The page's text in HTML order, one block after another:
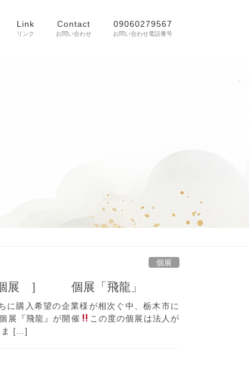
Link
リンク
Contact
お問い合わせ
09060279567
お問い合わせ電話番号
個展
展 ] 個展「飛龍」
に購入希望の企業様が相次ぐ中、栃木市に
展『飛龍』が開催
この度の個展は法人が
ま […]